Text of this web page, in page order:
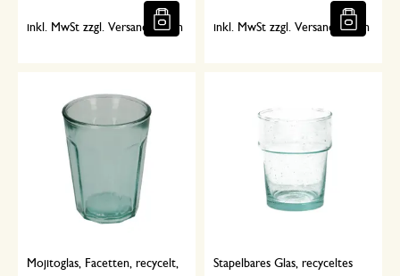
inkl. MwSt zzgl. Versandkosten inkl. MwSt zzgl. Versandkosten
Mojitoglas, Facetten, recycelt,
Stapelbares Glas, recyceltes